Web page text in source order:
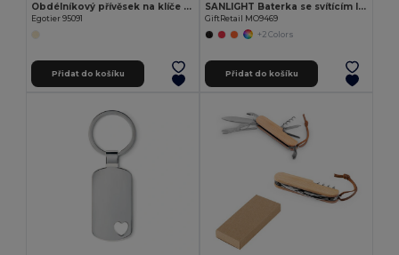
Obdélníkový přívěsek na klíče z bukového dřeva
Egotier 95091
Přidat do košíku
SANLIGHT Baterka se svítícím logem
GiftRetail MO9469
+2 Colors
Přidat do košíku